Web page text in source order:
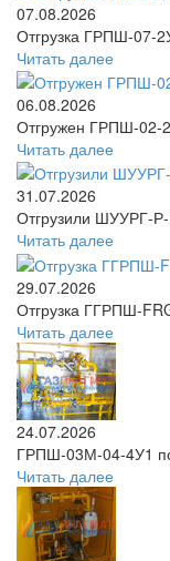
07.08.2026
Отгрузка ГРПШ-07-
Читать далее
06.08.2026
Отгружен ГРПШ-02-
Читать далее
31.07.2026
Отгрузили
Читать далее
29.07.2026
Отгрузка ГГРПШ-
Читать далее
24.07.2026
ГРПШ-03М-04-4У1
Читать далее